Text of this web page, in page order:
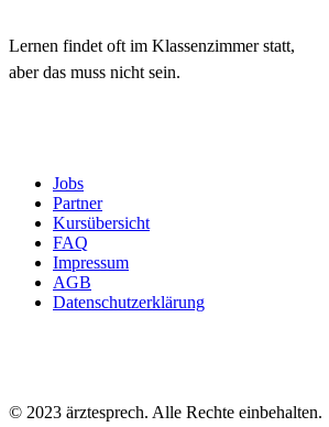
Lernen findet oft im Klassenzimmer statt,
aber das muss nicht sein.
Jobs
Partner
Kursübersicht
FAQ
Impressum
AGB
Datenschutzerklärung
© 2023 ärztesprech. Alle Rechte einbehalten.